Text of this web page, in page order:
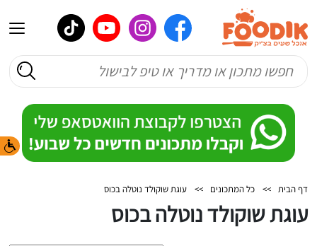
דף הבית >> כל המתכונים >> עוגת שוקולד נוטלה בכוס
עוגת שוקולד נוטלה בכוס